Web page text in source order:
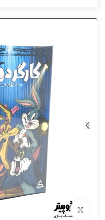
برای بزرگنمایی کلیک کنید